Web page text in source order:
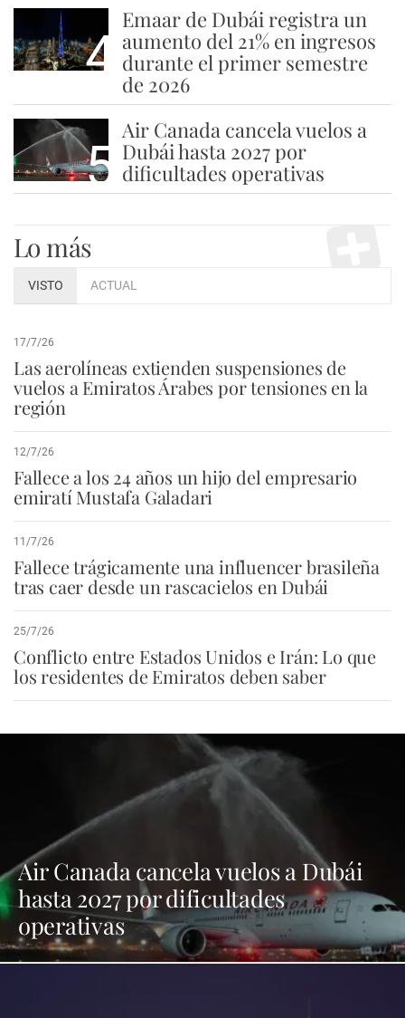
4
Emaar de Dubái registra un
aumento del 21% en ingresos
durante el primer semestre
de 2026
5
Air Canada cancela vuelos a
Dubái hasta 2027 por
dificultades operativas
Lo más
VISTO ACTUAL
17/7/26
Las aerolíneas extienden suspensiones de
vuelos a Emiratos Árabes por tensiones en la
región
12/7/26
Fallece a los 24 años un hijo del empresario
emiratí Mustafa Galadari
11/7/26
Fallece trágicamente una influencer brasileña
tras caer desde un rascacielos en Dubái
25/7/26
Conflicto entre Estados Unidos e Irán: Lo que
los residentes de Emiratos deben saber
Air Canada cancela vuelos a Dubái
hasta 2027 por dificultades
operativas